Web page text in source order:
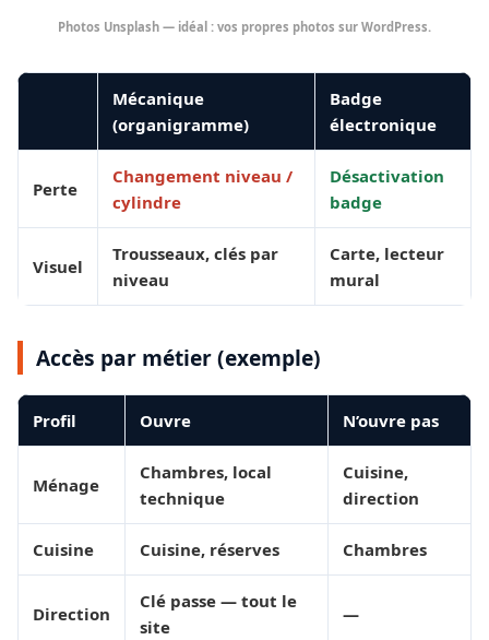
Photos Unsplash — idéal : vos propres photos sur WordPress.
Mécanique
(organigramme)
Badge
électronique
Perte
Changement niveau /
cylindre
Désactivation
badge
Visuel
Trousseaux, clés par
niveau
Carte, lecteur
mural
Accès par métier (exemple)
Profil Ouvre N’ouvre pas
Ménage
Chambres, local
technique
Cuisine,
direction
Cuisine Cuisine, réserves Chambres
Direction
Clé passe — tout le
site
—